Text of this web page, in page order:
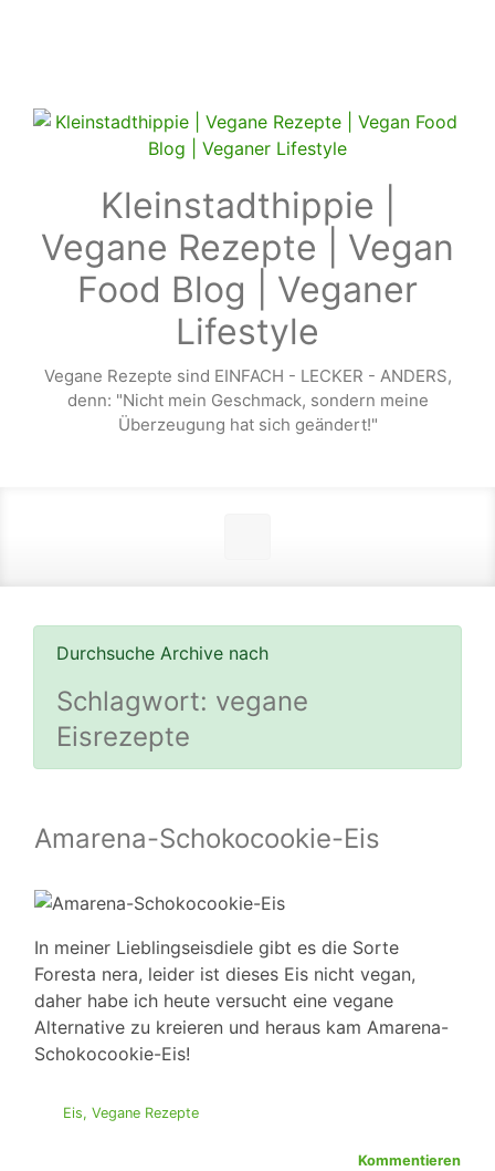
Kleinstadthippie |
Vegane Rezepte | Vegan
Food Blog | Veganer
Lifestyle
Vegane Rezepte sind EINFACH - LECKER - ANDERS,
denn: "Nicht mein Geschmack, sondern meine
Überzeugung hat sich geändert!"
Durchsuche Archive nach
Schlagwort: vegane
Eisrezepte
Amarena-Schokocookie-Eis
In meiner Lieblingseisdiele gibt es die Sorte
Foresta nera, leider ist dieses Eis nicht vegan,
daher habe ich heute versucht eine vegane
Alternative zu kreieren und heraus kam Amarena-
Schokocookie-Eis!
Eis, Vegane Rezepte
Kommentieren